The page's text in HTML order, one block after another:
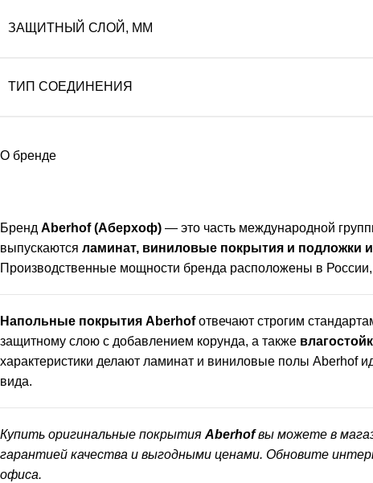
ЗАЩИТНЫЙ СЛОЙ, ММ
ТИП СОЕДИНЕНИЯ
О бренде
Бренд Aberhof (Аберхоф) — это часть международной
выпускаются ламинат, виниловые покрытия и подложки
Производственные мощности бренда расположены в России,
Напольные покрытия Aberhofотвечают строгим
защитному слою с добавлением корунда, а также
характеристики делают ламинат и виниловые полы Aberhof
вида.
Купить оригинальные покрытия Aberhofвы можете в
гарантией качества и выгодными ценами. Обновите
офиса.